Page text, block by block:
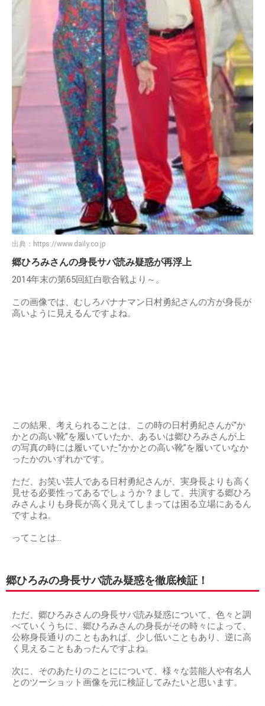
出典： https://www.daily.co.jp
郷ひろみさんの身長サバ読み疑惑が再浮上
2014年末の第65回紅白歌合戦より～。
この画像では、むしろバナナマン日村勇紀さんの方が身長が
高いように見えるんですよね。
この結果、考えられることは、この時の日村勇紀さんが“か
かとの高い靴”を履いていたか、あるいは郷ひろみさんが上
の写真の時には履いていた“かかとの高い靴”を履いていなか
ったかのいずれかです。
ただ、お笑い芸人である日村勇紀さんが、実身長よりも高く
見せる必要性ってあるでしょうか？まして、共演する郷ひろ
みさんよりも身長が高く見えてしまっては困る立場にあるん
ですよね。
ってことは…
郷ひろみの身長サバ読み疑惑を徹底検証！
ただ、郷ひろみさんの身長サバ読み疑惑について、色々と調
べていくうちに、郷ひろみさんの身長がその時々によって、
公称身長通りのこともあれば、少し低いこともあり、逆に高
く見えることもあったんですよね。
次に、そのあたりのことにについて、様々な芸能人や有名人
とのツーショット画像を元に検証してみたいと思います。